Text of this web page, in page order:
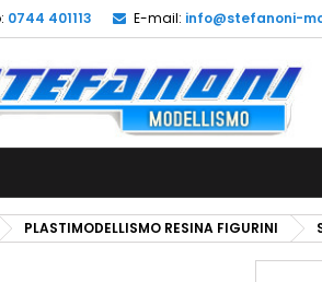
0744 401113 E-mail: info@stefanoni-
PLASTIMODELLISMO RESINA FIGURINI